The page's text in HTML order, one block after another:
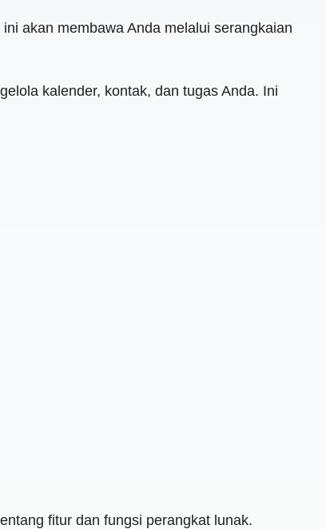
akan membawa Anda melalui serangkaian
kalender, kontak, dan tugas Anda. Ini
fitur dan fungsi perangkat lunak.